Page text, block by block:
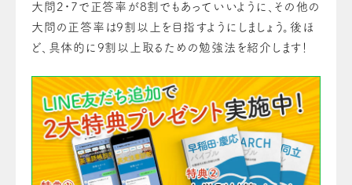
大問2・7で正答率が8割でもあっていいように、その他の
大問の正答率は9割以上を目指すようにしましょう。後ほ
ど、具体的に9割以上取るための勉強法を紹介します！